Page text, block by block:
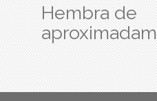
Hembra de